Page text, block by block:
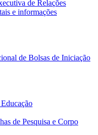
de Relações
e informações
de Bolsas de Iniciação
de Pesquisa e Corpo